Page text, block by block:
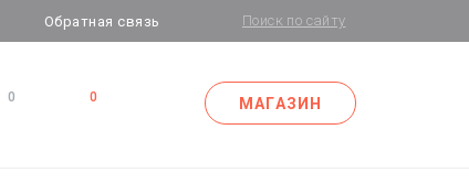
Обратная связь
0 0 МАГАЗИН